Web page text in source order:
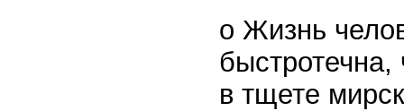
o Жизнь
в тщете